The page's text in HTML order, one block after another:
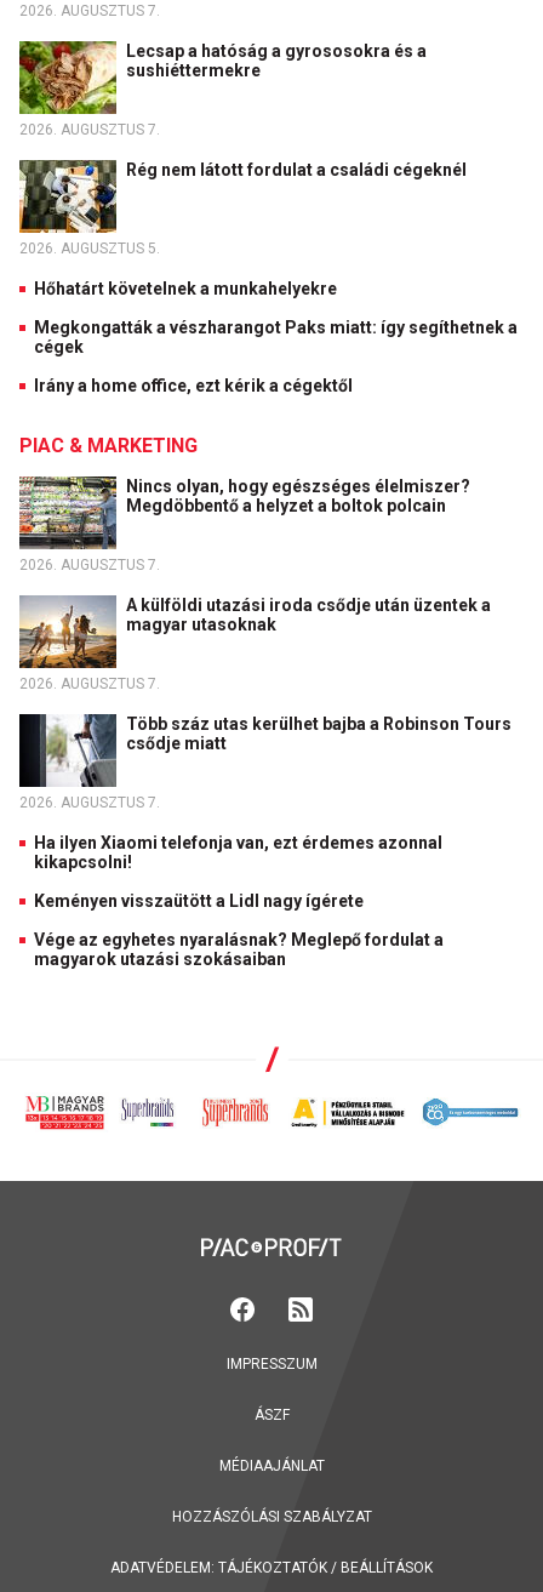
2026. AUGUSZTUS 7.
Lecsap a hatóság a gyrososokra és a
sushiéttermekre
2026. AUGUSZTUS 7.
Rég nem látott fordulat a családi cégeknél
2026. AUGUSZTUS 5.
Hőhatárt követelnek a munkahelyekre
Megkongatták a vészharangot Paks miatt: így segíthetnek a
cégek
Irány a home office, ezt kérik a cégektől
PIAC & MARKETING
Nincs olyan, hogy egészséges élelmiszer?
Megdöbbentő a helyzet a boltok polcain
2026. AUGUSZTUS 7.
A külföldi utazási iroda csődje után üzentek a
magyar utasoknak
2026. AUGUSZTUS 7.
Több száz utas kerülhet bajba a Robinson Tours
csődje miatt
2026. AUGUSZTUS 7.
Ha ilyen Xiaomi telefonja van, ezt érdemes azonnal
kikapcsolni!
Keményen visszaütött a Lidl nagy ígérete
Vége az egyhetes nyaralásnak? Meglepő fordulat a
magyarok utazási szokásaiban
IMPRESSZUM
ÁSZF
MÉDIAAJÁNLAT
HOZZÁSZÓLÁSI SZABÁLYZAT
ADATVÉDELEM: TÁJÉKOZTATÓK / BEÁLLÍTÁSOK